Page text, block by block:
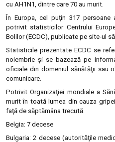
cu AH1N1, dintre care 70 au murit.
În Europa, cel puţin 317
potrivit statisticilor Centrului
Bolilor (ECDC), publicate pe site-ul
Statisticile prezentate ECDC se
noiembrie şi se bazează pe
oficiale din domeniul sănătăţii sau
comunicare.
Potrivit Organizaţiei mondiale a
murit în toată lumea din cauza
faţă de săptămâna trecută.
Belgia: 7 decese
Bulgaria: 2 decese (autorităţile